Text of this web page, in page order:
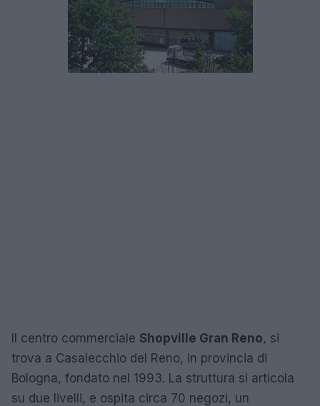
Il centro commerciale Shopville Gran Reno, si
trova a Casalecchio del Reno, in provincia di
Bologna, fondato nel 1993. La struttura si articola
su due livelli, e ospita circa 70 negozi, un